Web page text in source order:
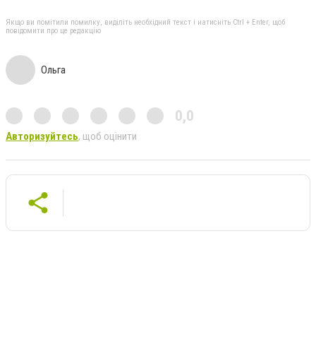
Якщо ви помітили помилку, виділіть необхідний текст і натисніть Ctrl + Enter, щоб
повідомити про це редакцію
Ольга
0,0
Авторизуйтесь, щоб оцінити